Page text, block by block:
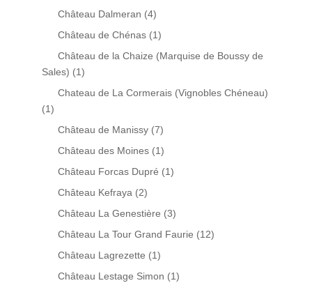
Château Dalmeran (4)
Château de Chénas (1)
Château de la Chaize (Marquise de Boussy de
Sales) (1)
Chateau de La Cormerais (Vignobles Chéneau)
(1)
Château de Manissy (7)
Château des Moines (1)
Château Forcas Dupré (1)
Château Kefraya (2)
Château La Genestière (3)
Château La Tour Grand Faurie (12)
Château Lagrezette (1)
Château Lestage Simon (1)